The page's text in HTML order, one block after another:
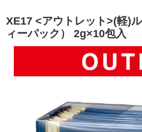
XE17 <アウトレット>(軽)
ィーパック） 2g×10包入